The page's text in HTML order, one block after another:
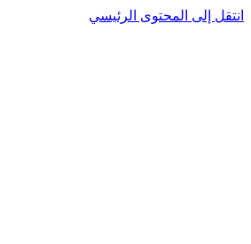
انتقل إلى المحتوى الرئيسي